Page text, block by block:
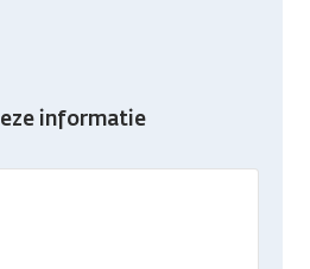
informatie